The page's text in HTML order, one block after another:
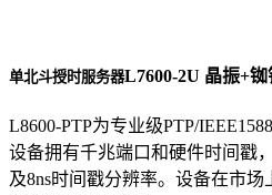
单北斗授时服务器L7600-2U 晶振+
L8600-PTP为专业级PTP/
设备拥有千兆端口和硬件时间戳
及8ns时间戳分辨率。设备在市